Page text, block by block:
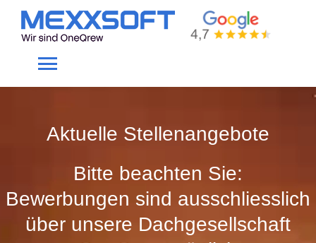
content
Toggle
Produkte
Karriere
Aktuelle Stellenangebote
Bitte beachten Sie:
Bewerbungen sind ausschliesslich
über unsere Dachgesellschaft